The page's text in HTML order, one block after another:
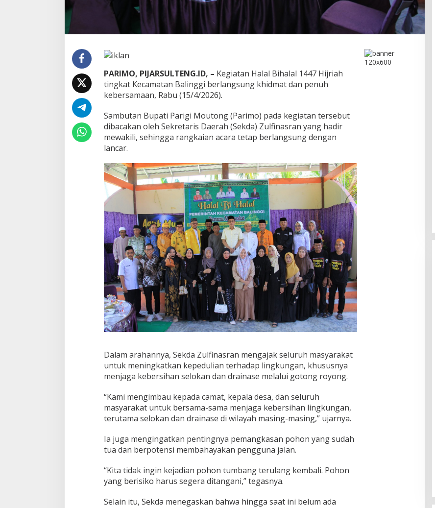
H
r
B
e
r
l
n
g
s
u
K
i
d
m
a
t
d
i
K
e
c
m
a
a
n
B
i
n
g
i
PARIMO, PIJARSULTENG.ID, – Kegiatan Halal Bihalal 1447 Hijriah
tingkat Kecamatan Balinggi berlangsung khidmat dan penuh
kebersamaan, Rabu (15/4/2026).
Sambutan Bupati Parigi Moutong (Parimo) pada kegiatan tersebut
dibacakan oleh Sekretaris Daerah (Sekda) Zulfinasran yang hadir
mewakili, sehingga rangkaian acara tetap berlangsung dengan
lancar.
Dalam arahannya, Sekda Zulfinasran mengajak seluruh masyarakat
untuk meningkatkan kepedulian terhadap lingkungan, khususnya
menjaga kebersihan selokan dan drainase melalui gotong royong.
“Kami mengimbau kepada camat, kepala desa, dan seluruh
masyarakat untuk bersama-sama menjaga kebersihan lingkungan,
terutama selokan dan drainase di wilayah masing-masing,” ujarnya.
Ia juga mengingatkan pentingnya pemangkasan pohon yang sudah
tua dan berpotensi membahayakan pengguna jalan.
“Kita tidak ingin kejadian pohon tumbang terulang kembali. Pohon
yang berisiko harus segera ditangani,” tegasnya.
Selain itu, Sekda menegaskan bahwa hingga saat ini belum ada